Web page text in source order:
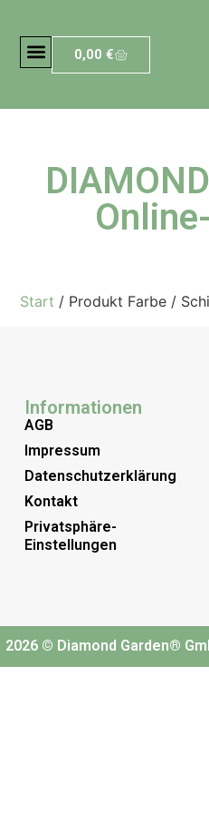
0,00€
Start / Produkt Farbe /
Informationen
AGB
Impressum
Datenschutzerklärung
Kontakt
Privatsphäre-
Einstellungen
2026 © Diamond Garden®